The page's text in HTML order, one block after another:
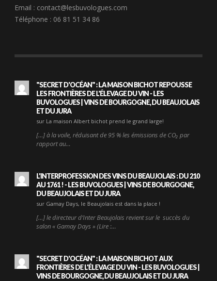
Email : contact@lesbuvologues.com
Téléphone : 06 81 51 34 86
"SECRET D'OCÉAN" : LA MAISON BICHOT REPOUSSE
LES FRONTIÈRES DE L'ÉLEVAGE DU VIN - LES
BUVOLOGUES | VINS DE BOURGOGNE, DU BEAUJOLAIS
ET DU JURA
sur La maison Albert bichot prend le grand large!
[…] à la voile, réduisant de 95 % les émissions de CO₂ par
rapport au…
L'INTERPROFESSION DES VINS DU BEAUJOLAIS : DU 210
AU 1761 ! - LES BUVOLOGUES | VINS DE BOURGOGNE,
DU BEAUJOLAIS ET DU JURA
sur Gamay Days, le Beaujolais est dans la place !
[…] le directeur d’Inter Beaujolais revient sur le succès du
salon « Gamay Days » (Lire :…
"SECRET D'OCÉAN" : LA MAISON BICHOT AUX
FRONTIÈRES DE L'ÉLEVAGE DU VIN - LES BUVOLOGUES |
VINS DE BOURGOGNE, DU BEAUJOLAIS ET DU JURA